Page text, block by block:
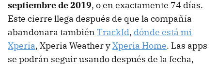
septiembre de 2019, o en exactamente 74 días.
Este cierre llega después de que la compañía
abandonara también TrackId, dónde está mi
Xperia, Xperia Weather yXperia Home. Las apps
se podrán seguir usando después de la fecha,